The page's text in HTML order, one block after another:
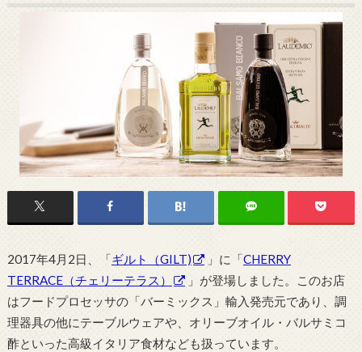
2017年4月2日、「ギルト（GILT) 」に「CHERRY
TERRACE（チェリーテラス）
」が登場しました。このお店
はフードプロセッサの「バーミックス」輸入発売元であり、調
理器具の他にテーブルウェアや、オリーブオイル・バルサミコ
酢といった高級イタリア食材なども扱っています。